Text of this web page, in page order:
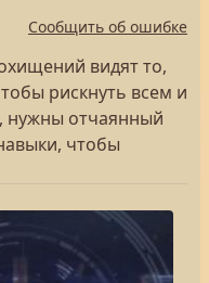
Сообщить об ошибке
видят то,
рискнуть всем и
нужны отчаянный
чтобы